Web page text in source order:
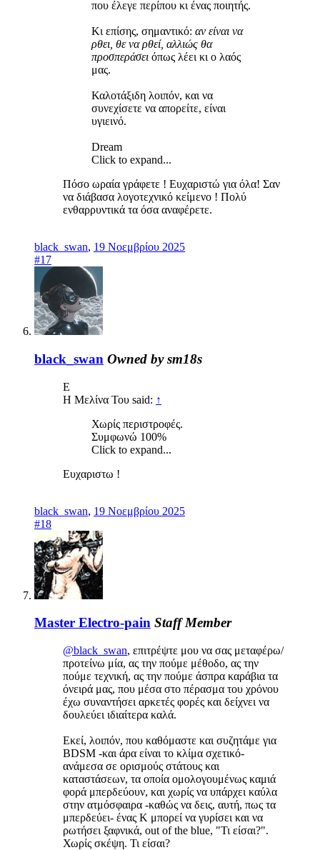
που έλεγε περίπου κι ένας ποιητής.
Κι επίσης, σημαντικό: αν είναι να
ρθει, θε να ρθεί, αλλιώς θα
προσπεράσει όπως λέει κι ο λαός
μας.
Καλοτάξιδη λοιπόν, και να
συνεχίσετε να απορείτε, είναι
υγιεινό.
Dream
Click to expand...
Πόσο ωραία γράφετε ! Ευχαριστώ για όλα! Σαν
να διάβασα λογοτεχνικό κείμενο ! Πολύ
ενθαρρυντικά τα όσα αναφέρετε.
black_swan, 19 Νοεμβρίου 2025
#17
black_swan Owned by sm18s
Ε
Η Μελίνα Του said: ↑
Χωρίς περιστροφές.
Συμφωνώ 100%
Click to expand...
Ευχαριστω !
black_swan, 19 Νοεμβρίου 2025
#18
Master Electro-pain Staff Member
@black_swan, επιτρέψτε μου να σας μεταφέρω/
προτείνω μία, ας την πούμε μέθοδο, ας την
πούμε τεχνική, ας την πούμε άσπρα καράβια τα
όνειρά μας, που μέσα στο πέρασμα του χρόνου
έχω συναντήσει αρκετές φορές και δείχνει να
δουλεύει ιδιαίτερα καλά.
Εκεί, λοιπόν, που καθόμαστε και συζητάμε για
BDSM -και άρα είναι το κλίμα σχετικό-
ανάμεσα σε ορισμούς στάτους και
καταστάσεων, τα οποία ομολογουμένως καμιά
φορά μπερδεύουν, και χωρίς να υπάρχει καύλα
στην ατμόσφαιρα -καθώς να δεις, αυτή, πως τα
μπερδεύει- ένας Κ μπορεί να γυρίσει και να
ρωτήσει ξαφνικά, out of the blue, "Τι είσαι?".
Χωρίς σκέψη. Τι είσαι?